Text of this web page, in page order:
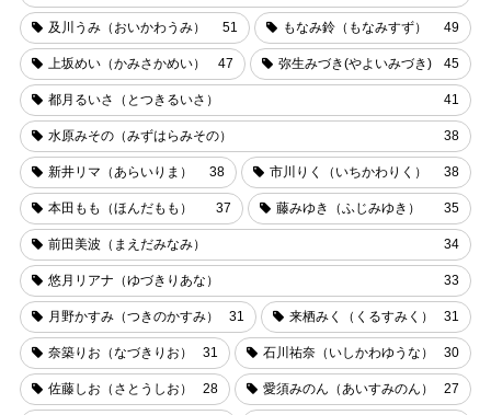
及川うみ（おいかわうみ） 51 もなみ鈴（もなみすず） 49
上坂めい（かみさかめい） 47 弥生みづき(やよいみづき) 45
都月るいさ（とつきるいさ） 41
水原みその（みずはらみその） 38
新井リマ（あらいりま） 38 市川りく（いちかわりく） 38
本田もも（ほんだもも） 37 藤みゆき（ふじみゆき） 35
前田美波（まえだみなみ） 34
悠月リアナ（ゆづきりあな） 33
月野かすみ（つきのかすみ） 31 来栖みく（くるすみく） 31
奈築りお（なづきりお） 31 石川祐奈（いしかわゆうな） 30
佐藤しお（さとうしお） 28 愛須みのん（あいすみのん） 27